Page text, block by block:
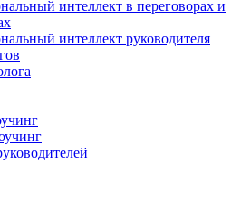
интеллект в переговорах и
интеллект руководителя